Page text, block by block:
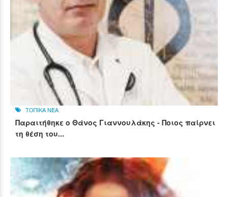
ΤΟΠΙΚΑ ΝΕΑ
Παραιτήθηκε ο Θάνος Γιαννουλάκης - Ποιος παίρνει
τη θέση του...